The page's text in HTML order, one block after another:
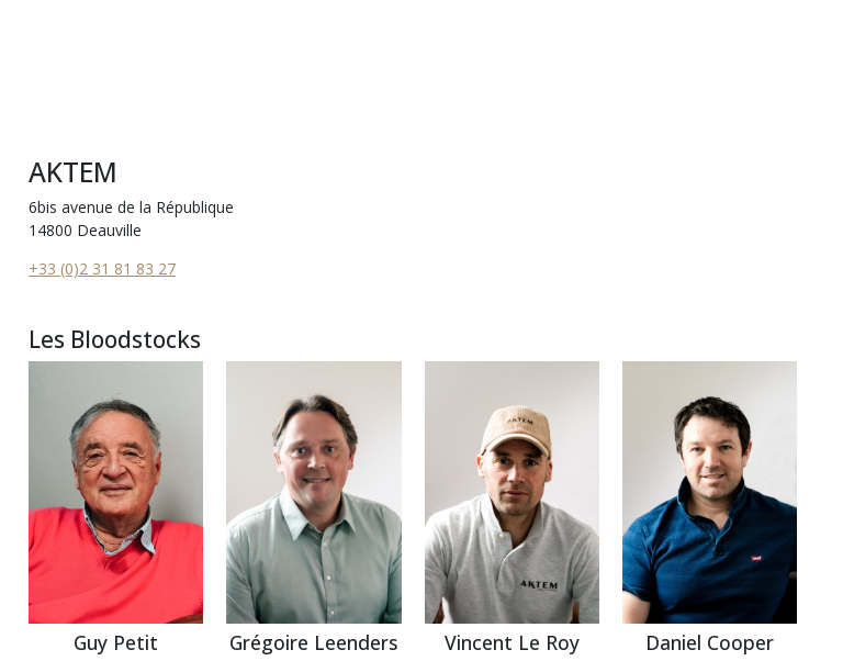
AKTEM
6bis avenue de la République
14800 Deauville
+33 (0)2 31 81 83 27
Les Bloodstocks
Guy Petit Grégoire Leenders Vincent Le Roy Daniel Cooper